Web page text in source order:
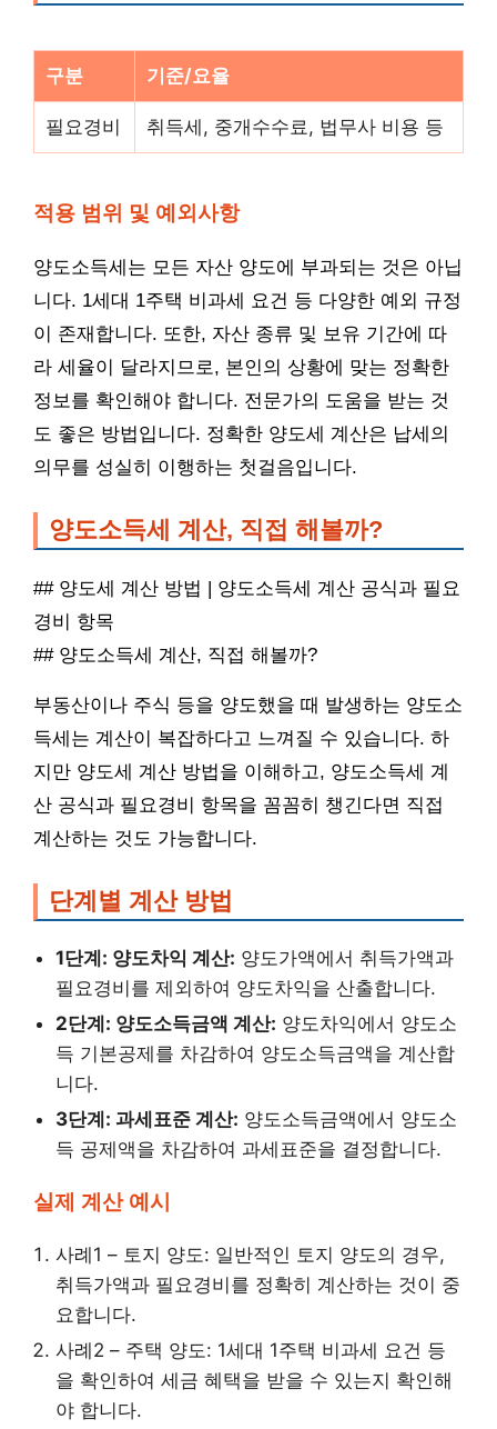
구분 기준/요율
필요경비 취득세, 중개수수료, 법무사 비용 등
적용 범위 및 예외사항
양도소득세는 모든 자산 양도에 부과되는 것은 아닙
니다. 1세대 1주택 비과세 요건 등 다양한 예외 규정
이 존재합니다. 또한, 자산 종류 및 보유 기간에 따
라 세율이 달라지므로, 본인의 상황에 맞는 정확한
정보를 확인해야 합니다. 전문가의 도움을 받는 것
도 좋은 방법입니다. 정확한 양도세 계산은 납세의
의무를 성실히 이행하는 첫걸음입니다.
양도소득세 계산, 직접 해볼까?
## 양도세 계산 방법 | 양도소득세 계산 공식과 필요
경비 항목
## 양도소득세 계산, 직접 해볼까?
부동산이나 주식 등을 양도했을 때 발생하는 양도소
득세는 계산이 복잡하다고 느껴질 수 있습니다. 하
지만 양도세 계산 방법을 이해하고, 양도소득세 계
산 공식과 필요경비 항목을 꼼꼼히 챙긴다면 직접
계산하는 것도 가능합니다.
단계별 계산 방법
1단계: 양도차익 계산: 양도가액에서 취득가액과
필요경비를 제외하여 양도차익을 산출합니다.
2단계: 양도소득금액 계산: 양도차익에서 양도소
득 기본공제를 차감하여 양도소득금액을 계산합
니다.
3단계: 과세표준 계산: 양도소득금액에서 양도소
득 공제액을 차감하여 과세표준을 결정합니다.
실제 계산 예시
사례1 – 토지 양도: 일반적인 토지 양도의 경우,
취득가액과 필요경비를 정확히 계산하는 것이 중
요합니다.
사례2 – 주택 양도: 1세대 1주택 비과세 요건 등
을 확인하여 세금 혜택을 받을 수 있는지 확인해
야 합니다.